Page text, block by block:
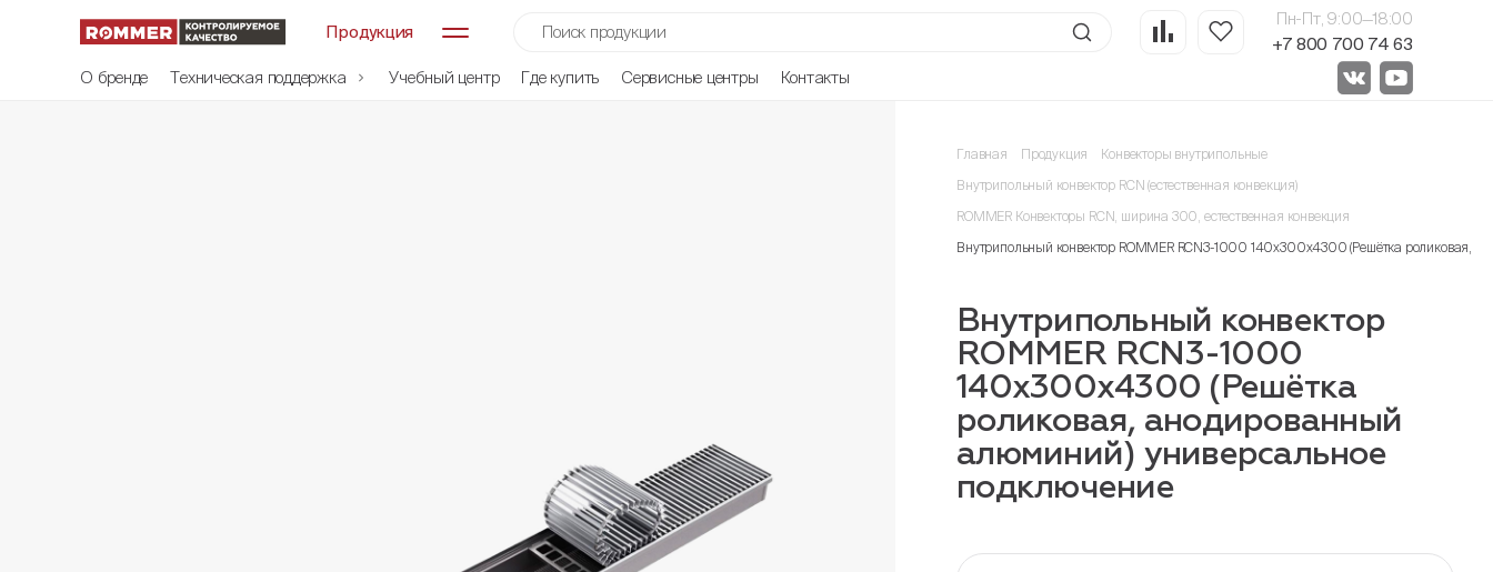
Продукция
Пн-Пт, 9:00—18:00
+7 800 700 74 63
О бренде
Техническая поддержка Учебный центр Где купить Сервисные центры Контакты
Главная Продукция Конвекторы внутрипольные
Внутрипольный конвектор RCN (естественная конвекция)
ROMMER Конвекторы RCN, ширина 300, естественная конвекция
Внутрипольный конвектор ROMMER RCN3-1000 140х300х4300 (Решётка роликовая,
Внутрипольный конвектор
ROMMER RCN3-1000
140х300х4300 (Решётка
роликовая, анодированный
алюминий) универсальное
подключение